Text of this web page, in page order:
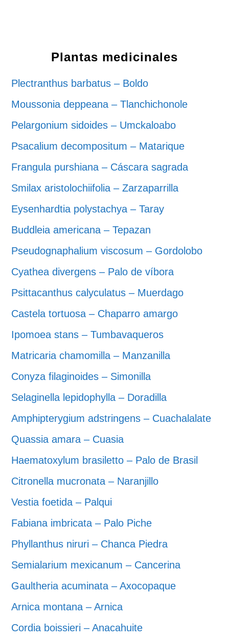
Plantas medicinales
Plectranthus barbatus – Boldo
Moussonia deppeana – Tlanchichonole
Pelargonium sidoides – Umckaloabo
Psacalium decompositum – Matarique
Frangula purshiana – Cáscara sagrada
Smilax aristolochiifolia – Zarzaparrilla
Eysenhardtia polystachya – Taray
Buddleia americana – Tepazan
Pseudognaphalium viscosum – Gordolobo
Cyathea divergens – Palo de víbora
Psittacanthus calyculatus – Muerdago
Castela tortuosa – Chaparro amargo
Ipomoea stans – Tumbavaqueros
Matricaria chamomilla – Manzanilla
Conyza filaginoides – Simonilla
Selaginella lepidophylla – Doradilla
Amphipterygium adstringens – Cuachalalate
Quassia amara – Cuasia
Haematoxylum brasiletto – Palo de Brasil
Citronella mucronata – Naranjillo
Vestia foetida – Palqui
Fabiana imbricata – Palo Piche
Phyllanthus niruri – Chanca Piedra
Semialarium mexicanum – Cancerina
Gaultheria acuminata – Axocopaque
Arnica montana – Arnica
Cordia boissieri – Anacahuite